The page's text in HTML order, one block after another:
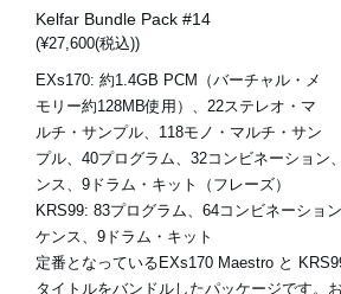
Kelfar Bundle Pack #14
(¥27,600(税込))
EXs170: 約1.4GB PCM（バーチャル・メ
モリー約128MB使用）、22ステレオ・マ
ルチ・サンプル、118モノ・マルチ・サン
プル、40プログラム、32コンビネーション
ンス、9ドラム・キット（フレーズ）
KRS99: 83プログラム、64コンビネーショ
ケンス、9ドラム・キット
定番となっているEXs170 Maestro と
タイトルをバンドルしたパッケージです。